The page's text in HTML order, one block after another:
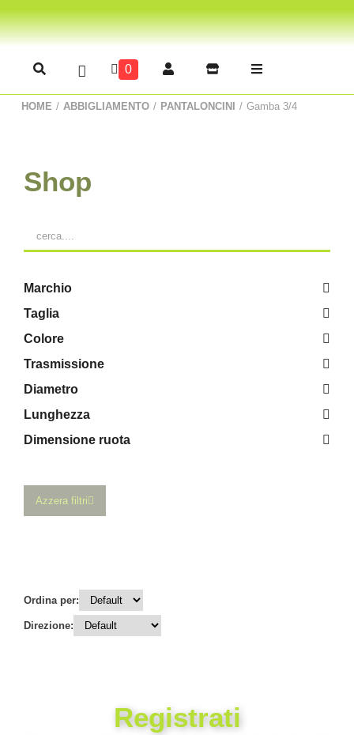
0
HOME / ABBIGLIAMENTO / PANTALONCINI / Gamba 3/4
Shop
Marchio
Taglia
Colore
Trasmissione
Diametro
Lunghezza
Dimensione ruota
Azzera filtri
Ordina per:
Direzione:
Registrati